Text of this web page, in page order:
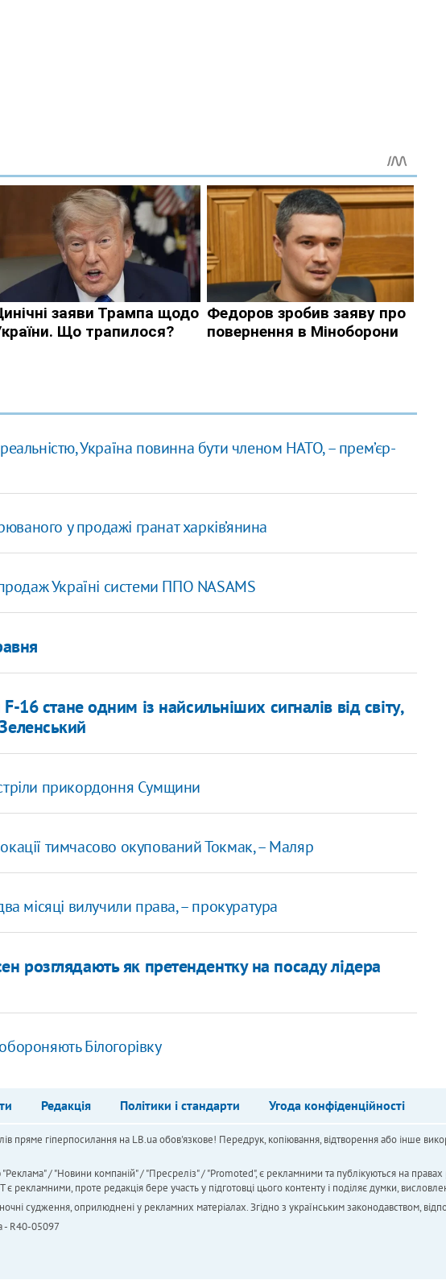
Україна повинна бути членом НАТО, – прем’єр-
у продажі гранат харків’янина
Україні системи ППО NASAMS
16 стане одним із найсильніших сигналів від світу,
прикордоння Сумщини
тимчасово окупований Токмак, – Маляр
місяці вилучили права, – прокуратура
розглядають як претендентку на посаду лідера
Білогорівку
Редакція Політики і стандарти Угода конфіденційності
пряме гіперпосилання на LB.ua обов'язкове! Передрук, копіювання, відтворення або інше
"Реклама" / "Новини компаній" / "Пресреліз" / "Promoted", є рекламними та публікуються на
проте редакція бере участь у підготовці цього контенту і поділяє думки,
судження, оприлюднені у рекламних матеріалах. Згідно з українським законодавством,
- R40-05097